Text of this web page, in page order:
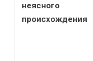
неясного
происхождения